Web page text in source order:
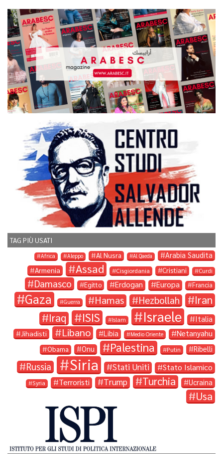
TAG PIÙ USATI
Africa Aleppo Al Nusra Al Qaeda Arabia Saudita
Armenia Assad Cisgiordania Cristiani Curdi
Damasco Egitto Erdogan Europa Francia
Gaza Guerra Hamas Hezbollah Iran
Iraq ISIS Islam Israele Italia
Jihadisti Libano Libia Medio Oriente Netanyahu
Obama Onu Palestina Putin Ribelli
Russia Siria Stati Uniti Stato Islamico
Syria Terroristi Trump Turchia Ucraina
Usa